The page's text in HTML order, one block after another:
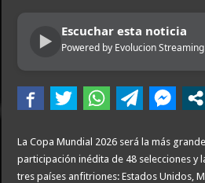
Dolor en Chubut: murió el intendente de
Escala el conflicto universitario: los rectores
Pedradas, corridas y detenidos frente al
La Cámara de Casación confirmó el
▶ Escuchar esta noticia
Powered by Evolucion Streaming
La Copa Mundial 2026 será la más
participación inédita de 48 selecciones y
tres países anfitriones: Estados Unidos,